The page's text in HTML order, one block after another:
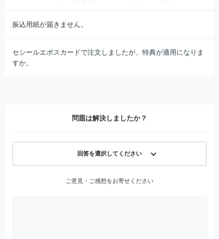
振込用紙が届きません。
セシールエポスカードで注文しましたが、特典が適用になりま
すか。
問題は解決しましたか？
回答を選択してください
ご意見・ご感想をお寄せください